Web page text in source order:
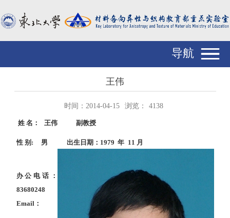
导航
王伟
时间：2014-04-15 浏览： 4138
姓 名： 王伟 副教授
性 别 : 男 出生日期： 1979年 11 月
办公电话：
83680248
Email ：